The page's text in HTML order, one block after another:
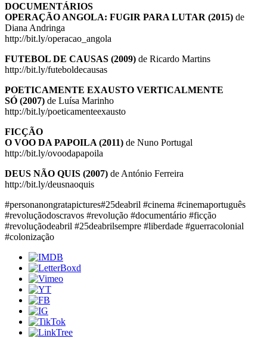
DOCUMENTÁRIOS
OPERAÇÃO ANGOLA: FUGIR PARA LUTAR (2015) de
Diana Andringa
http://bit.ly/operacao_angola
FUTEBOL DE CAUSAS (2009) de Ricardo Martins
http://bit.ly/futeboldecausas
POETICAMENTE EXAUSTO VERTICALMENTE
SÓ (2007) de Luísa Marinho
http://bit.ly/poeticamenteexausto
FICÇÃO
O VOO DA PAPOILA (2011) de Nuno Portugal
http://bit.ly/ovoodapapoila
DEUS NÃO QUIS (2007) de António Ferreira
http://bit.ly/deusnaoquis
#personanongratapictures#25deabril #cinema #cinemaportuguês
#revoluçãodoscravos #revolução #documentário #ficção
#revoluçãodeabril #25deabrilsempre #liberdade #guerracolonial
#colonização